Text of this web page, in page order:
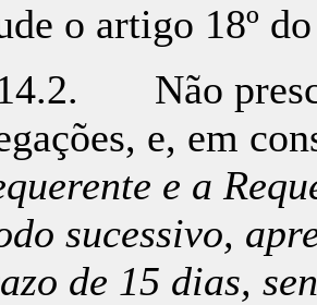
o artigo 18º
Não
e, em
e a
sucessivo,
de 15 dias,